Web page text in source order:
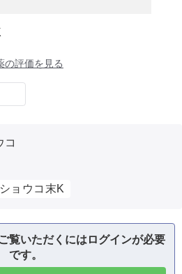
の評価を見る
コ
ョウコ末K
覧いただくにはログインが必要
です。